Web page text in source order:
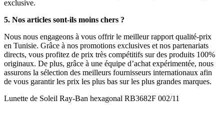
exclusive.
5. Nos articles sont-ils moins chers ?
Nous nous engageons à vous offrir le meilleur rapport qualité-prix
en Tunisie. Grâce à nos promotions exclusives et nos partenariats
directs, vous profitez de prix très compétitifs sur des produits 100%
originaux. De plus, grâce à une équipe d’achat expérimentée, nous
assurons la sélection des meilleurs fournisseurs internationaux afin
de vous garantir les prix les plus bas sur les plus grandes marques.
Lunette de Soleil Ray-Ban hexagonal RB3682F 002/11